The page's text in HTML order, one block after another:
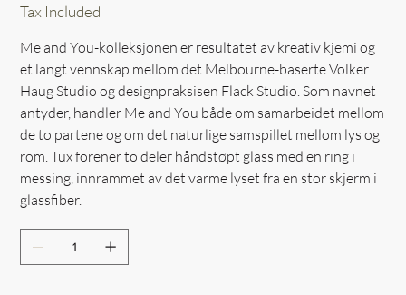
Tax Included
Me and You-kolleksjonen er resultatet av kreativ kjemi og
et langt vennskap mellom det Melbourne-baserte Volker
Haug Studio og designpraksisen Flack Studio. Som navnet
antyder, handler Me and You både om samarbeidet mellom
de to partene og om det naturlige samspillet mellom lys og
rom. Tux forener to deler håndstøpt glass med en ring i
messing, innrammet av det varme lyset fra en stor skjerm i
glassfiber.